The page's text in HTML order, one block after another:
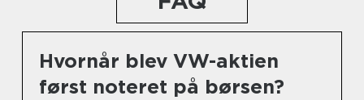
Hvornår blev VW-aktien
først noteret på børsen?